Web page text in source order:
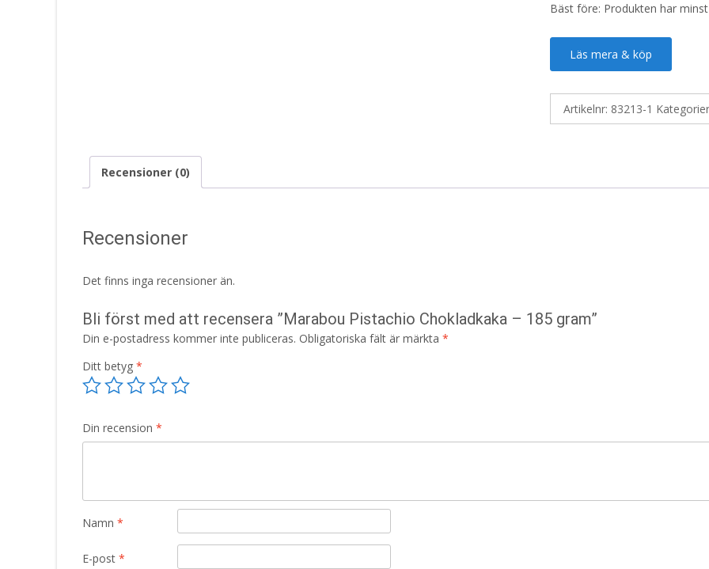
Bäst före: Produkten har
Läs mera & köp
Artikelnr: 83213-1
Recensioner (0)
Recensioner
Det finns inga recensioner än.
Bli först med att recensera ”Marabou Pistachio Chokladkaka – 185 gram”
Din e-postadress kommer inte publiceras. Obligatoriska fält är märkta *
Ditt betyg *
Din recension *
Namn *
E-post *